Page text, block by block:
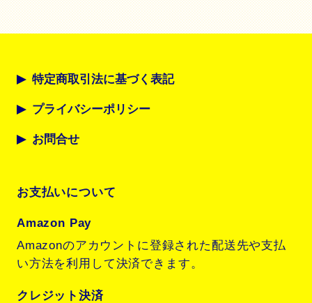
特定商取引法に基づく表記
プライバシーポリシー
お問合せ
お支払いについて
Amazon Pay
Amazonのアカウントに登録された配送先や支払
い方法を利用して決済できます。
クレジット決済